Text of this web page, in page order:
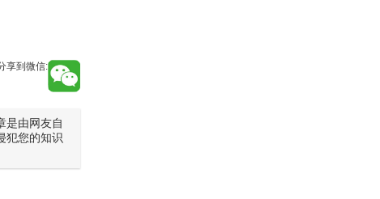
享到微信:
是由网友自
犯您的知识